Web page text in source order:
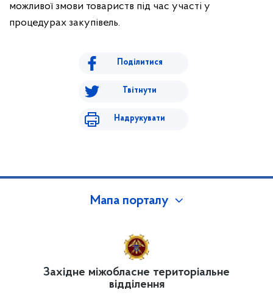
можливої змови товариств під час участі у
процедурах закупівель.
Поділитися
Твітнути
Надрукувати
Мапа порталу
Західне міжобласне територіальне
відділення